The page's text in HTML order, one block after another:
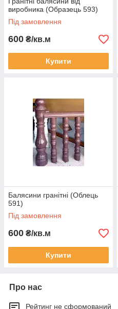
виробника (Образець 593)
Під замовлення
600 ₴/кв.м
Купити
Балясини гранітні (Облець
591)
Під замовлення
600 ₴/кв.м
Купити
Про нас
Рейтинг не сформований